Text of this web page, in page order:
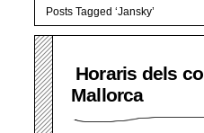
Posts Tagged ‘Jansky’
Horaris dels
Mallorca